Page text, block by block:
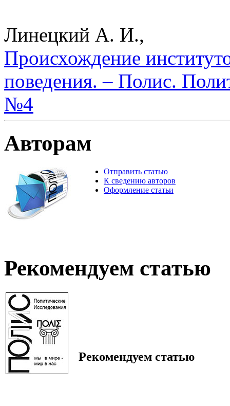
Линецкий А. И.,
Происхождение
поведения. – Полис.
№4
Авторам
Отправить статью
К сведению авторов
Оформление статьи
Рекомендуем статью
Рекомендуем статью